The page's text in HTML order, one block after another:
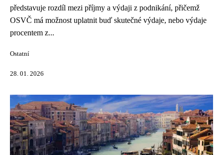
představuje rozdíl mezi příjmy a výdaji z podnikání, přičemž
OSVČ má možnost uplatnit buď skutečné výdaje, nebo výdaje
procentem z...
Ostatní
28. 01. 2026